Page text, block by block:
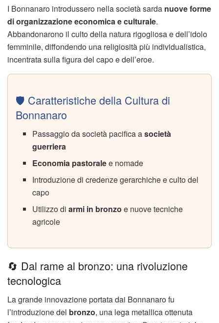
I Bonnanaro introdussero nella società sarda nuove forme
di organizzazione economica e culturale.
Abbandonarono il culto della natura rigogliosa e dell’idolo
femminile, diffondendo una religiosità più individualistica,
incentrata sulla figura del capo e dell’eroe.
🛡️ Caratteristiche della Cultura di
Bonnanaro
Passaggio da società pacifica asocietà
guerriera
Economia pastoralee nomade
Introduzione di credenze gerarchiche e culto del
capo
Utilizzo diarmi in bronzo e nuove tecniche
agricole
🔄 Dal rame al bronzo: una rivoluzione
tecnologica
La grande innovazione portata dai Bonnanaro fu
l’introduzione del bronzo, una lega metallica ottenuta